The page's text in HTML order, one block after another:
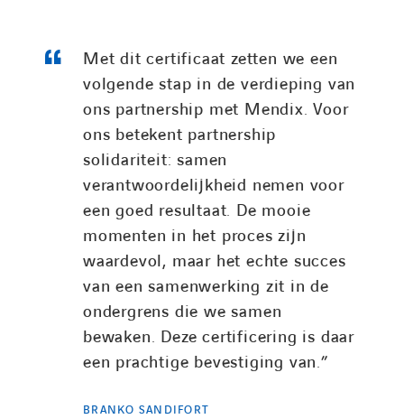
Met dit certificaat zetten we een
volgende stap in de verdieping van
ons partnership met Mendix. Voor
ons betekent partnership
solidariteit: samen
verantwoordelijkheid nemen voor
een goed resultaat. De mooie
momenten in het proces zijn
waardevol, maar het echte succes
van een samenwerking zit in de
ondergrens die we samen
bewaken. Deze certificering is daar
een prachtige bevestiging van.”
BRANKO SANDIFORT